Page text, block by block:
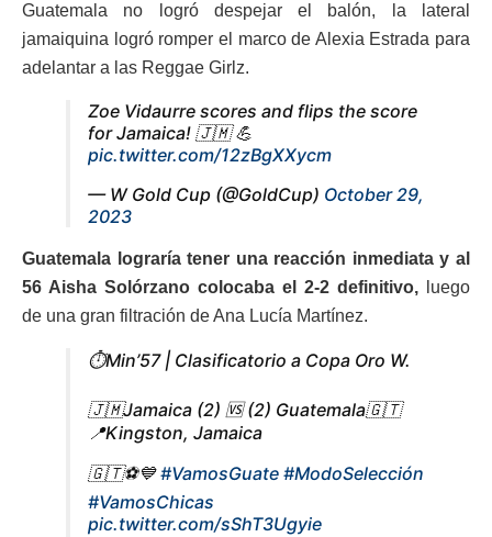
Guatemala no logró despejar el balón, la lateral
jamaiquina logró romper el marco de Alexia Estrada para
adelantar a las Reggae Girlz.
Zoe Vidaurre scores and flips the score
for Jamaica! 🇯🇲 💪
pic.twitter.com/12zBgXXycm
— W Gold Cup (@GoldCup) October 29,
2023
Guatemala lograría tener una reacción inmediata y al
56 Aisha Solórzano colocaba el 2-2 definitivo, luego
de una gran filtración de Ana Lucía Martínez.
⏱️Min’57 | Clasificatorio a Copa Oro W.
🇯🇲Jamaica (2) 🆚 (2) Guatemala🇬🇹
📍Kingston, Jamaica
🇬🇹⚽️💙#VamosGuate #ModoSelección
#VamosChicas
pic.twitter.com/sShT3Ugyie